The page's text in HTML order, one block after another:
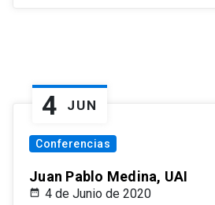
4 JUN
Conferencias
Juan Pablo Medina, UAI
4 de Junio de 2020